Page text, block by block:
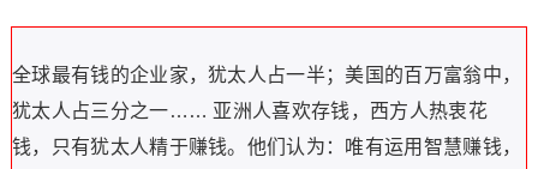
全球最有钱的企业家，犹太人占一半；美国的百万富翁中，
犹太人占三分之一…… 亚洲人喜欢存钱，西方人热衷花
钱，只有犹太人精于赚钱。 他们认为：唯有运用智慧赚钱，